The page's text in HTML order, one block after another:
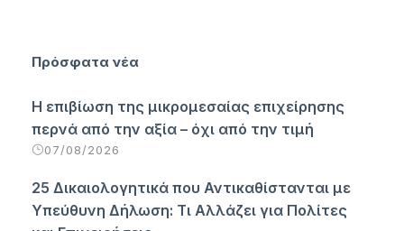
Πρόσφατα νέα
Η επιβίωση της μικρομεσαίας επιχείρησης
περνά από την αξία – όχι από την τιμή
07/08/2026
25 Δικαιολογητικά που Αντικαθίστανται με
Υπεύθυνη Δήλωση: Τι Αλλάζει για Πολίτες